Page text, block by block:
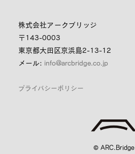
株式会社アークブリッジ
〒143-0003
東京都大田区京浜島2-13-12
メール: info@arcbridge.co.jp
プライバシーポリシー
© ARC.Bridge